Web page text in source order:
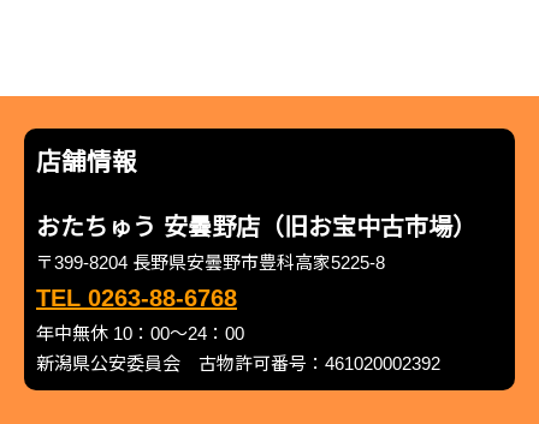
店舗情報
おたちゅう 安曇野店（旧お宝中古市場）
〒399-8204 長野県安曇野市豊科高家5225-8
TEL 0263-88-6768
年中無休 10：00～24：00
新潟県公安委員会 古物許可番号：461020002392